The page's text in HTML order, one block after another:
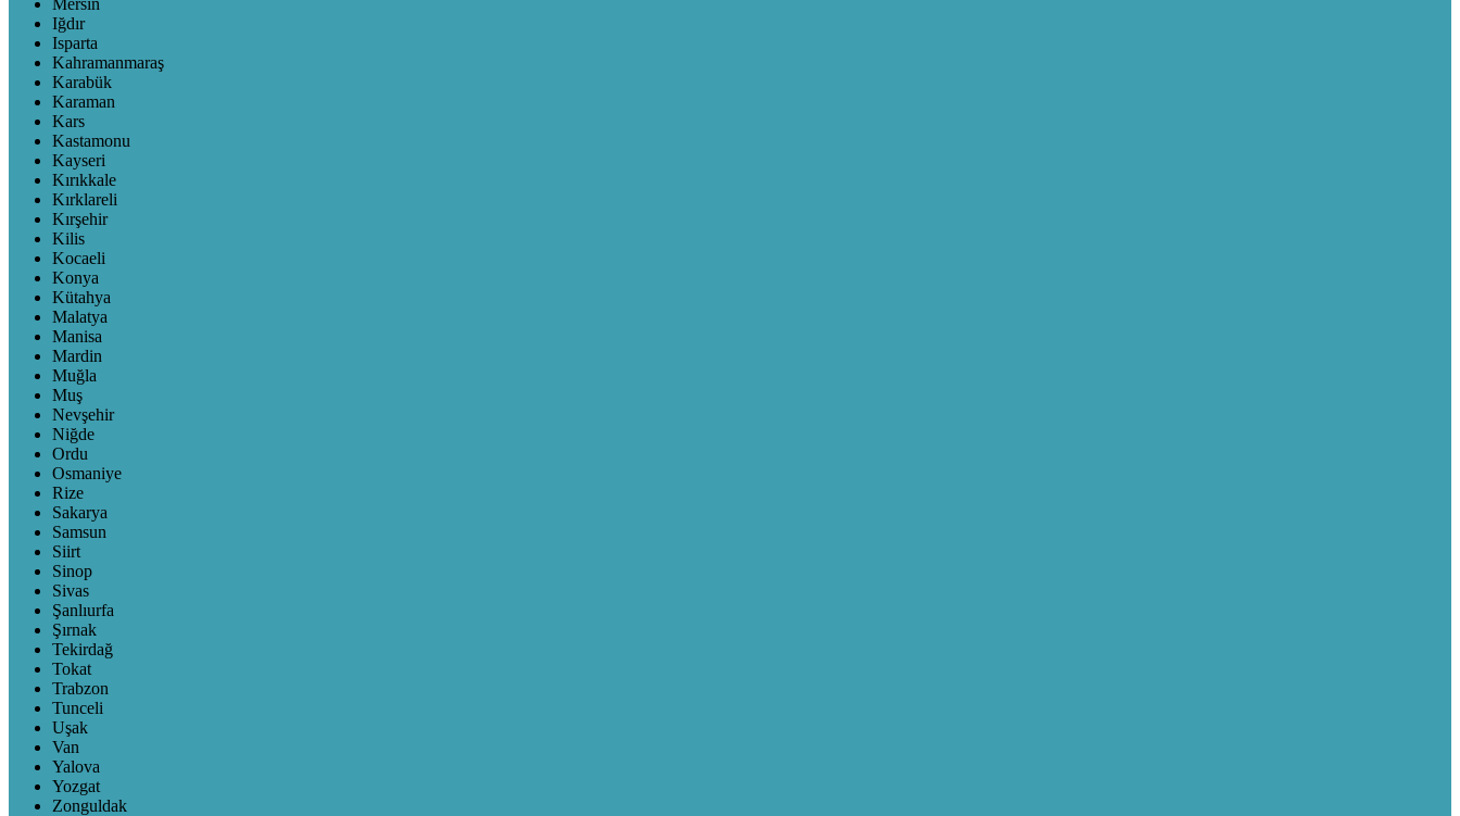
Mersin
Iğdır
Isparta
Kahramanmaraş
Karabük
Karaman
Kars
Kastamonu
Kayseri
Kırıkkale
Kırklareli
Kırşehir
Kilis
Kocaeli
Konya
Kütahya
Malatya
Manisa
Mardin
Muğla
Muş
Nevşehir
Niğde
Ordu
Osmaniye
Rize
Sakarya
Samsun
Siirt
Sinop
Sivas
Şanlıurfa
Şırnak
Tekirdağ
Tokat
Trabzon
Tunceli
Uşak
Van
Yalova
Yozgat
Zonguldak